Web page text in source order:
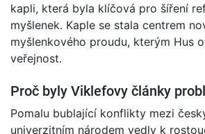
kapli, která byla klíčová pro šíření
myšlenek. Kaple se stala centrem
myšlenkového proudu, kterým Hus
veřejnost.
Proč byly Viklefovy články
Pomalu bublající konflikty mezi
univerzitním národem vedly k